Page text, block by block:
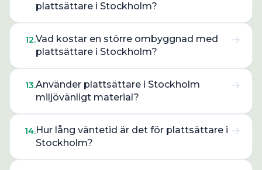
plattsättare i Stockholm?
12.Vad kostar en större ombyggnad med
plattsättare i Stockholm?
13.Använder plattsättare i Stockholm
miljövänligt material?
14.Hur lång väntetid är det för plattsättare i
Stockholm?